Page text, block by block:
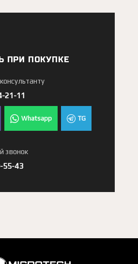
ПРИ ПОКУПКЕ
21-11
Whatsapp TG
звонок
55-43